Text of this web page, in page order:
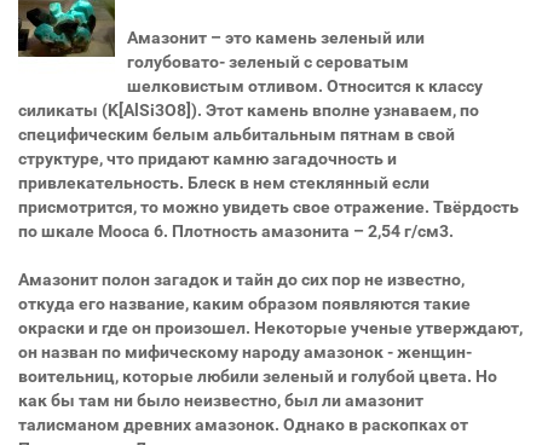
Амазонит – это камень зеленый или
голубовато- зеленый с сероватым
шелковистым отливом. Относится к классу
силикаты (K[AlSi3O8]). Этот камень вполне узнаваем, по
специфическим белым альбитальным пятнам в свой
структуре, что придают камню загадочность и
привлекательность. Блеск в нем стеклянный если
присмотрится, то можно увидеть свое отражение. Твёрдость
по шкале Мооса 6. Плотность амазонита – 2,54 г/см3.
Амазонит полон загадок и тайн до сих пор не известно,
откуда его название, каким образом появляются такие
окраски и где он произошел. Некоторые ученые утверждают,
он назван по мифическому народу амазонок - женщин-
воительниц, которые любили зеленый и голубой цвета. Но
как бы там ни было неизвестно, был ли амазонит
талисманом древних амазонок. Однако в раскопках от